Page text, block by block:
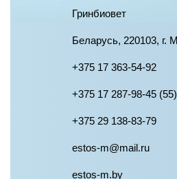
Гринбиовет
Беларусь, 220103, г.
+375 17 363-54-92
+375 17 287-98-45 (55)
+375 29 138-83-79
estos-m@mail.ru
estos-m.by